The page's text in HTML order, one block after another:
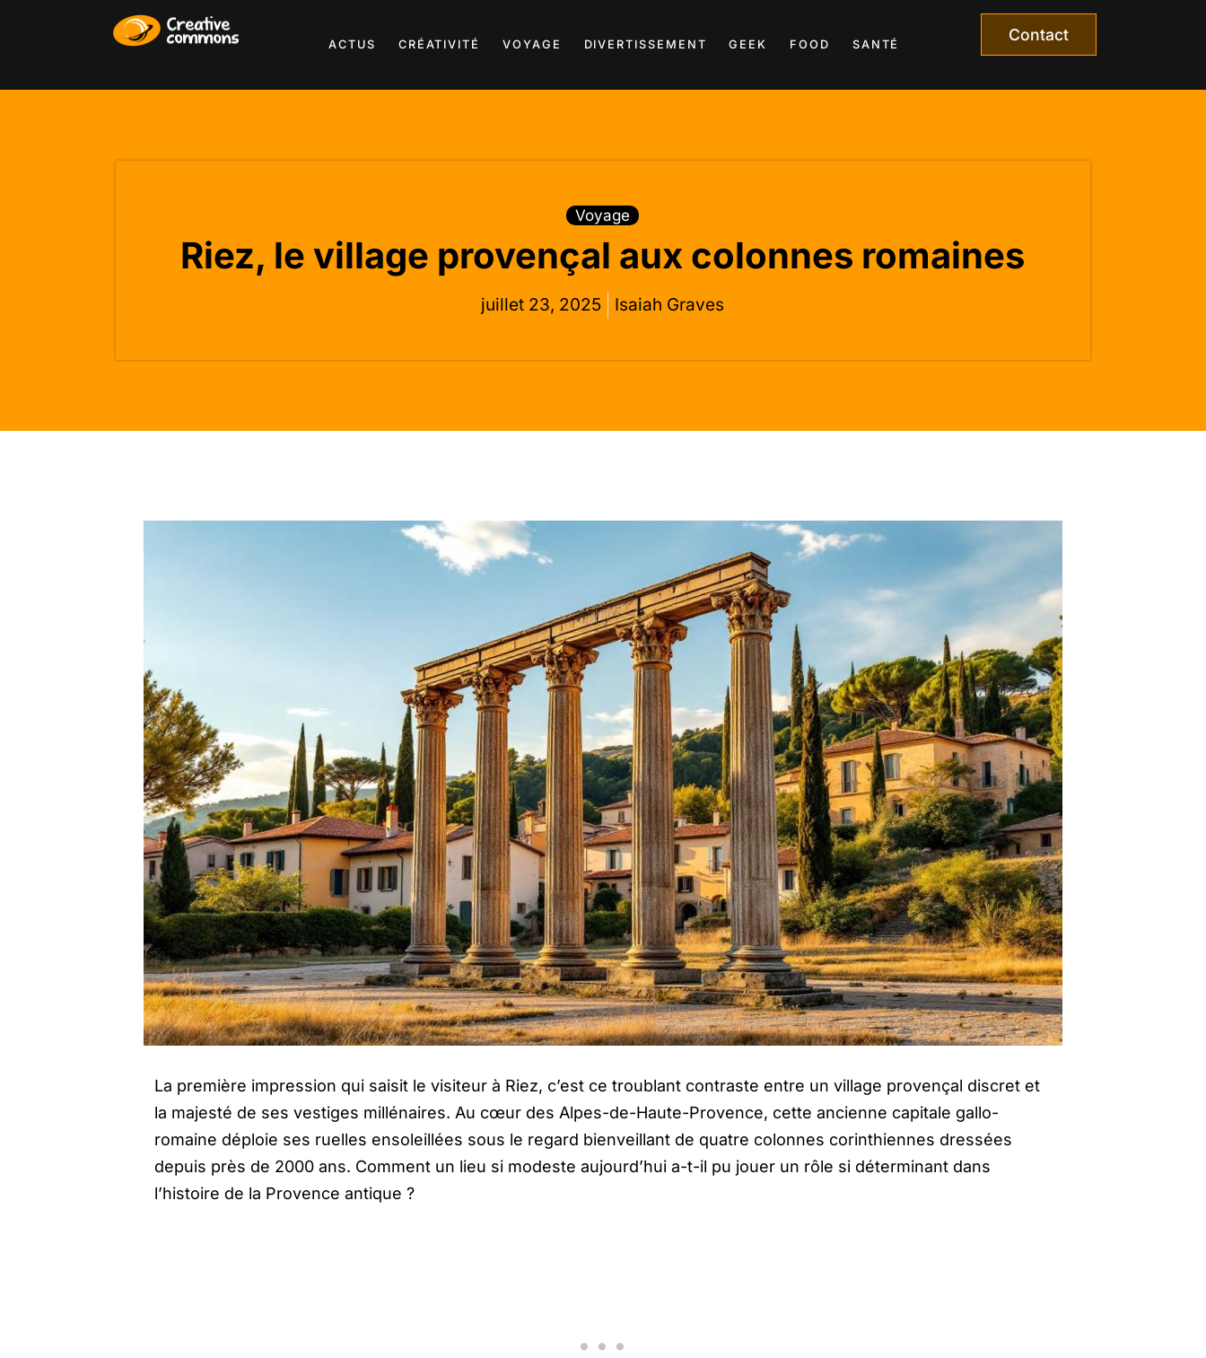
ACTUS CRÉATIVITÉ VOYAGE DIVERTISSEMENT GEEK FOOD SANTÉ
Contact
Voyage
Riez, le village provençal aux colonnes romaines
juillet 23, 2025 Isaiah Graves
La première impression qui saisit le visiteur à Riez, c’est ce troublant contraste entre un village provençal discret et
la majesté de ses vestiges millénaires. Au cœur des Alpes-de-Haute-Provence, cette ancienne capitale gallo-
romaine déploie ses ruelles ensoleillées sous le regard bienveillant de quatre colonnes corinthiennes dressées
depuis près de 2000 ans. Comment un lieu si modeste aujourd’hui a-t-il pu jouer un rôle si déterminant dans
l’histoire de la Provence antique ?